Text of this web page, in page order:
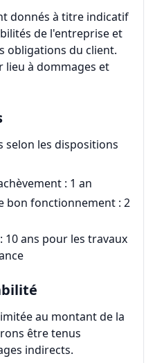
donnés à titre indicatif
de l'entreprise et
obligations du client.
lieu à dommages et
selon les dispositions
: 1 an
bon fonctionnement : 2
10 ans pour les travaux
au montant de la
être tenus
indirects.